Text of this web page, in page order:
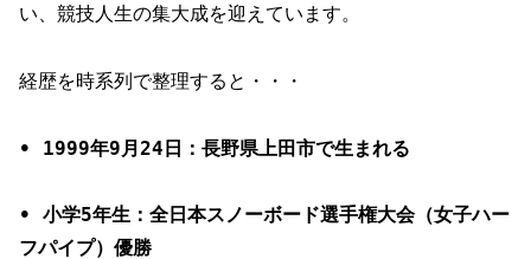
い、競技人生の集大成を迎えています。
経歴を時系列で整理すると・・・
• 1999年9月24日：長野県上田市で生まれる
• 小学5年生：全日本スノーボード選手権大会（女子ハー
フパイプ）優勝